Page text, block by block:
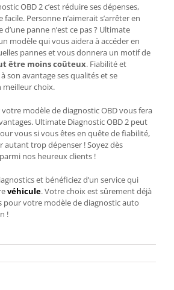
OBD 2 c’est réduire ses dépenses,
Personne n’aimerait s’arrêter en
panne n’est ce pas ? Ultimate
modèle qui vous aidera à accéder en
pannes et vous donnera un motif de
être moins coûteux. Fiabilité et
son avantage ses qualités et se
choix.
modèle de diagnostic OBD vous fera
Ultimate Diagnostic OBD 2 peut
vous si vous êtes en quête de fiabilité,
autant trop dépenser ! Soyez dès
nos heureux clients !
et bénéficiez d’un service qui
véhicule. Votre choix est sûrement déjà
pour votre modèle de diagnostic auto
!